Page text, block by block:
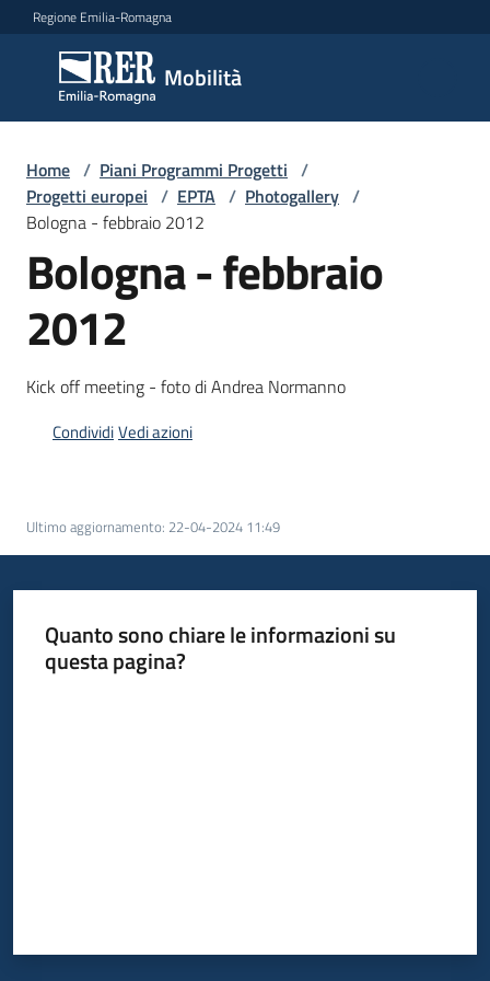
Vai al contenuto
Vai alla navigazione
Vai al footer
Regione Emilia-Romagna
Mobilità
Mobilità
Argomenti
Novità
Servizi
Atti
Piani
Programmi
Menu selezionato
Home / Piani Programmi Progetti /
Progetti europei / EPTA / Photogallery /
Bologna - febbraio 2012
Bologna - febbraio
2012
Kick off meeting - foto di Andrea Normanno
CondividiVedi azioni
Ultimo aggiornamento: 22-04-2024 11:49
Quanto sono chiare le informazioni su
questa pagina?